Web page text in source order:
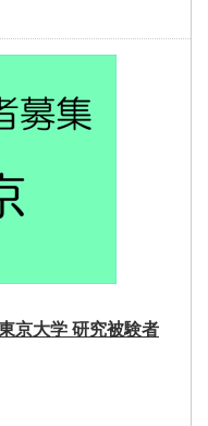
京大学 研究被験者